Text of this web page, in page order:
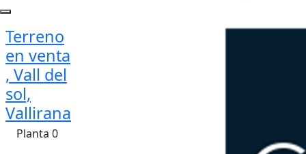
Terreno
en venta
, Vall del
sol,
Vallirana
Planta 0